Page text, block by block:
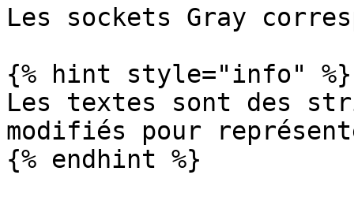
Les sockets Gray
{% hint style="info" %}
Les textes sont des
modifiés pour
{% endhint %}